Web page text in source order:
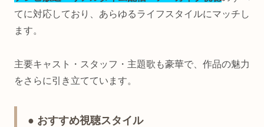
てに対応しており、あらゆるライフスタイルにマッチし
ます。
主要キャスト・スタッフ・主題歌も豪華で、作品の魅力
をさらに引き立てています。
● おすすめ視聴スタイル